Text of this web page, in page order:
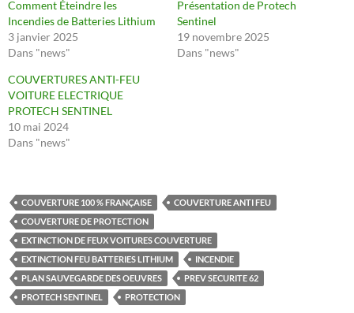
Comment Éteindre les
Incendies de Batteries Lithium
3 janvier 2025
Dans "news"
Présentation de Protech
Sentinel
19 novembre 2025
Dans "news"
COUVERTURES ANTI-FEU
VOITURE ELECTRIQUE
PROTECH SENTINEL
10 mai 2024
Dans "news"
COUVERTURE 100 % FRANÇAISE
COUVERTURE ANTI FEU
COUVERTURE DE PROTECTION
EXTINCTION DE FEUX VOITURES COUVERTURE
EXTINCTION FEU BATTERIES LITHIUM
INCENDIE
PLAN SAUVEGARDE DES OEUVRES
PREV SECURITE 62
PROTECH SENTINEL
PROTECTION